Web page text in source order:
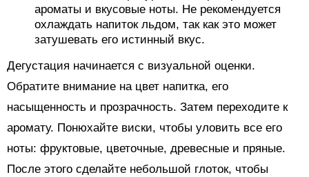
ароматы и вкусовые ноты. Не рекомендуется
охлаждать напиток льдом, так как это может
затушевать его истинный вкус.
Дегустация начинается с визуальной оценки.
Обратите внимание на цвет напитка, его
насыщенность и прозрачность. Затем переходите к
аромату. Понюхайте виски, чтобы уловить все его
ноты: фруктовые, цветочные, древесные и пряные.
После этого сделайте небольшой глоток, чтобы